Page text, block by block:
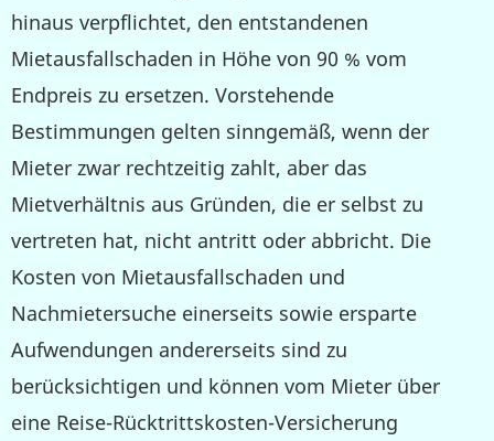
hinaus verpflichtet, den entstandenen
Mietausfallschaden in Höhe von 90 % vom
Endpreis zu ersetzen. Vorstehende
Bestimmungen gelten sinngemäß, wenn der
Mieter zwar rechtzeitig zahlt, aber das
Mietverhältnis aus Gründen, die er selbst zu
vertreten hat, nicht antritt oder abbricht. Die
Kosten von Mietausfallschaden und
Nachmietersuche einerseits sowie ersparte
Aufwendungen andererseits sind zu
berücksichtigen und können vom Mieter über
eine Reise-Rücktrittskosten-Versicherung